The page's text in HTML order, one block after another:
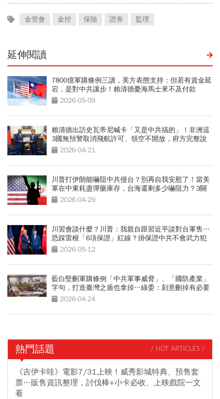
金管會 金控 保險 證券 監理
延伸閱讀
7800億軍購條例三讀，美方表態支持：但若有資金延
宕，是對中共讓步！賴清德憂海馬士來不及付款
2026-05-09
賴清德出訪史瓦帝尼喊卡「又是中共搞的」！非洲這
3國無預警取消飛航許可、領空不開放，府方完整說
明 2026-04-21
川普打伊朗能嚇阻中共侵台？別再自我安慰了！當美
軍在中東耗盡彈藥庫存，台海還剩多少嚇阻力？3關
鍵解析
2026-04-29
川習會談什麼？川普：我親自跟習近平談對台軍售…
恐踩雷根「6項保證」紅線？掛保證中共不會武力犯
台 2026-05-12
藍白堅刪軍購條例「中共軍事威脅」、「國防產業」
字句，打造臺灣之盾也拿掉…綠委：刻意刪掉有必要
嗎 2026-04-24
熱門話題 / HOT ARTICLES /
《吉伊卡哇》電影7/31上映！威秀影城特典、預售套
票…販售資訊整理，討伐棒+小卡必收、上映戲院一文
看